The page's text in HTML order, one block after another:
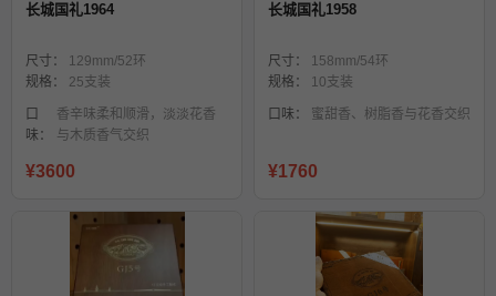
长城国礼1964
尺寸：
129mm/52环
规格：
25支装
口
味：
香辛味柔和顺滑，淡淡花香
与木质香气交织
¥3600
长城国礼1958
尺寸：
158mm/54环
规格：
10支装
口味： 蜜甜香、树脂香与花香交织
¥1760